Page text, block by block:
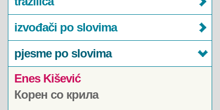
izvođači po slovima
pjesme po slovima
Enes Kišević
Корен со крила